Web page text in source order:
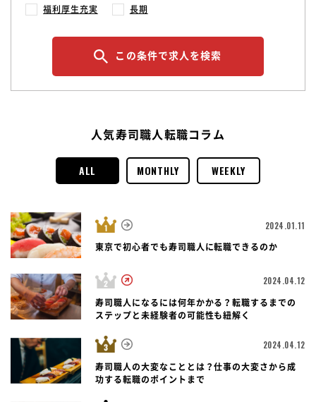
福利厚生充実 長期
この条件で求人を検索
人気寿司職人転職コラム
ALL MONTHLY WEEKLY
2024.01.11
東京で初心者でも寿司職人に転職できるのか
2024.04.12
寿司職人になるには何年かかる？転職するまでの
ステップと未経験者の可能性も紐解く
2024.04.12
寿司職人の大変なこととは？仕事の大変さから成
功する転職のポイントまで